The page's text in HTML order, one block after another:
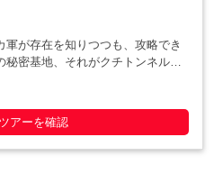
が存在を知りつつも、攻略でき
秘密基地、それがクチトンネルで
略で、アメリカ軍を撃退にまで追
々や彼らの暮らしぶりを追体験
終日や、午後か・・・・・
アーを確認